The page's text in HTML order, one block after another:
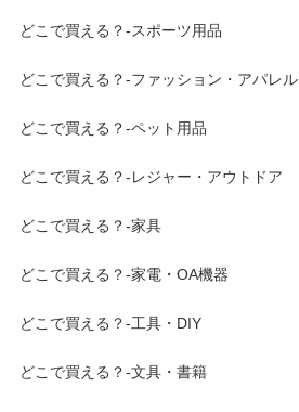
どこで買える？-スポーツ用品
どこで買える？-ファッション・アパレル
どこで買える？-ペット用品
どこで買える？-レジャー・アウトドア
どこで買える？-家具
どこで買える？-家電・OA機器
どこで買える？-工具・DIY
どこで買える？-文具・書籍